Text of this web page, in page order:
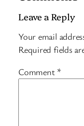
Leave a Reply
Your email
Required fields
Comment *